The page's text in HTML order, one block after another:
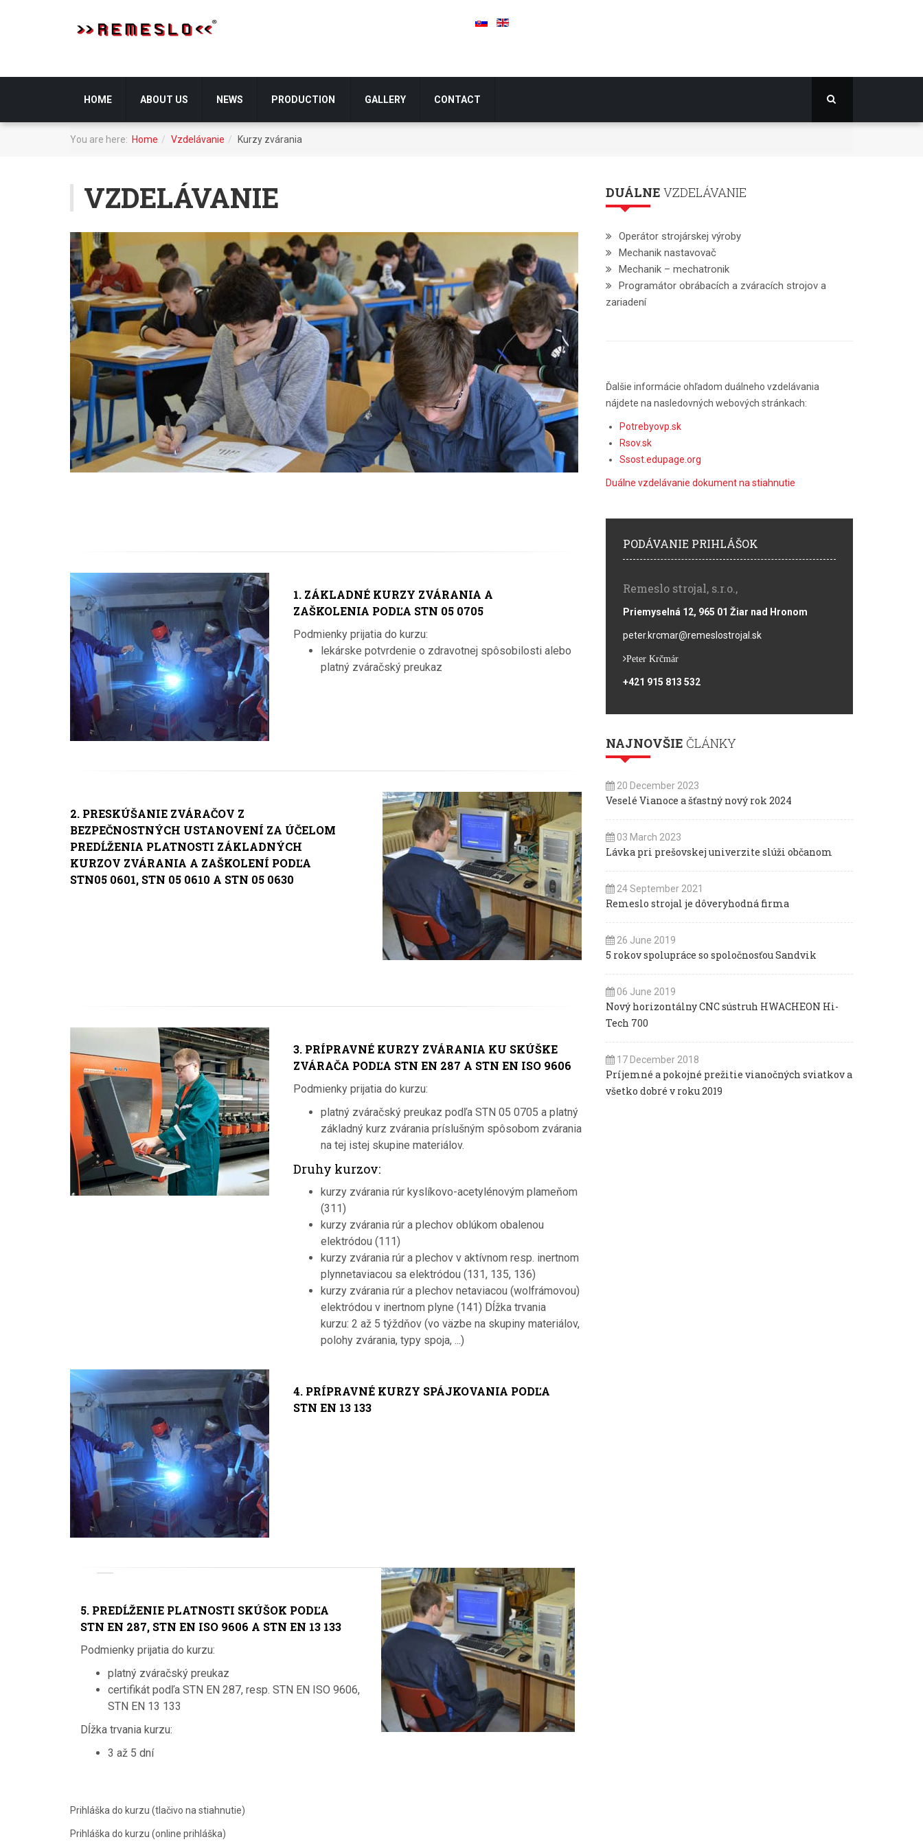
HOME ABOUT US NEWS PRODUCTION GALLERY CONTACT
You are here: Home Vzdelávanie Kurzy zvárania
VZDELÁVANIE
1. ZÁKLADNÉ KURZY ZVÁRANIA A
ZAŠKOLENIA PODĽA STN 05 0705
Podmienky prijatia do kurzu:
lekárske potvrdenie o zdravotnej spôsobilosti alebo
platný zváračský preukaz
2. PRESKÚŠANIE ZVÁRAČOV Z
BEZPEČNOSTNÝCH USTANOVENÍ ZA ÚČELOM
PREDĹŽENIA PLATNOSTI ZÁKLADNÝCH
KURZOV ZVÁRANIA A ZAŠKOLENÍ PODĽA
STN05 0601, STN 05 0610 A STN 05 0630
3. PRÍPRAVNÉ KURZY ZVÁRANIA KU SKÚŠKE
ZVÁRAČA PODĽA STN EN 287 A STN EN ISO 9606
Podmienky prijatia do kurzu:
platný zváračský preukaz podľa STN 05 0705 a platný
základný kurz zvárania príslušným spôsobom zvárania
na tej istej skupine materiálov.
Druhy kurzov:
kurzy zvárania rúr kyslíkovo-acetylénovým plameňom
(311)
kurzy zvárania rúr a plechov oblúkom obalenou
elektródou (111)
kurzy zvárania rúr a plechov v aktívnom resp. inertnom
plynnetaviacou sa elektródou (131, 135, 136)
kurzy zvárania rúr a plechov netaviacou (wolfrámovou)
elektródou v inertnom plyne (141) Dĺžka trvania
kurzu: 2 až 5 týždňov (vo väzbe na skupiny materiálov,
polohy zvárania, typy spoja, ...)
4. PRÍPRAVNÉ KURZY SPÁJKOVANIA PODĽA
STN EN 13 133
5. PREDĹŽENIE PLATNOSTI SKÚŠOK PODĽA
STN EN 287, STN EN ISO 9606 A STN EN 13 133
Podmienky prijatia do kurzu:
platný zváračský preukaz
certifikát podľa STN EN 287, resp. STN EN ISO 9606,
STN EN 13 133
Dĺžka trvania kurzu:
3 až 5 dní
Prihláška do kurzu (tlačivo na stiahnutie)
Prihláška do kurzu (online prihláška)
DUÁLNE VZDELÁVANIE
Operátor strojárskej výroby
Mechanik nastavovač
Mechanik – mechatronik
Programátor obrábacích a zváracích strojov a
zariadení
Ďalšie informácie ohľadom duálneho vzdelávania
nájdete na nasledovných webových stránkach:
Potrebyovp.sk
Rsov.sk
Ssost.edupage.org
Duálne vzdelávanie dokument na stiahnutie
PODÁVANIE PRIHLÁŠOK
Remeslo strojal, s.r.o.,
Priemyselná 12, 965 01 Žiar nad Hronom
peter.krcmar@remeslostrojal.sk
Peter Krčmár
+421 915 813 532
NAJNOVŠIE ČLÁNKY
20 December 2023
Veselé Vianoce a šťastný nový rok 2024
03 March 2023
Lávka pri prešovskej univerzite slúži občanom
24 September 2021
Remeslo strojal je dôveryhodná firma
26 June 2019
5 rokov spolupráce so spoločnosťou Sandvik
06 June 2019
Nový horizontálny CNC sústruh HWACHEON Hi-
Tech 700
17 December 2018
Príjemné a pokojné prežitie vianočných sviatkov a
všetko dobré v roku 2019